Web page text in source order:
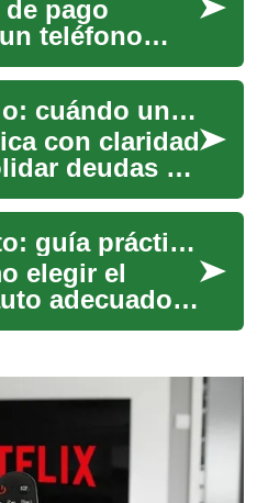
pago
teléfono
financiación,
Guía de cálculo: cuándo una cuota única reduce tu carga mensual
con claridad
deudas en
puede reducir
Incluye
Préstamos auto: guía práctica para financiar tu vehículo
elegir el
adecuado:
de
de
y cons...